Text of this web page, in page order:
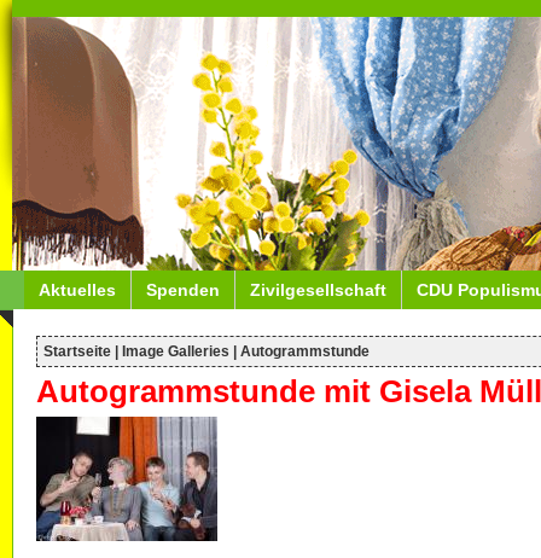
Aktuelles Spenden Zivilgesellschaft CDU
Startseite Image Galleries Autogrammstunde
Autogrammstunde mit Gisela